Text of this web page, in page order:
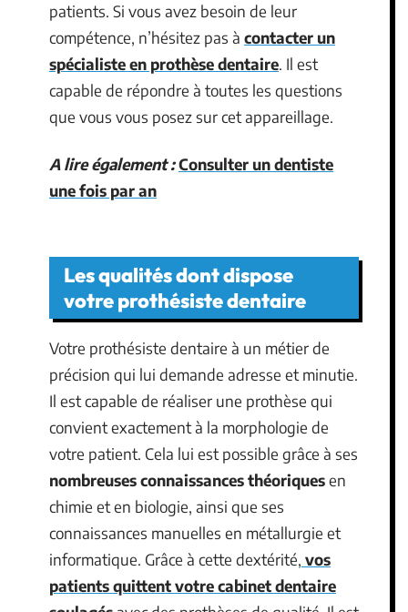
patients. Si vous avez besoin de leur
compétence, n’hésitez pas à contacter un
spécialiste en prothèse dentaire. Il est
capable de répondre à toutes les questions
que vous vous posez sur cet appareillage.
A lire également :Consulter un dentiste
une fois par an
Les qualités dont dispose
votre prothésiste dentaire
Votre prothésiste dentaire à un métier de
précision qui lui demande adresse et minutie.
Il est capable de réaliser une prothèse qui
convient exactement à la morphologie de
votre patient. Cela lui est possible grâce à ses
nombreuses connaissances théoriquesen
chimie et en biologie, ainsi que ses
connaissances manuelles en métallurgie et
informatique. Grâce à cette dextérité, vos
patients quittent votre cabinet dentaire